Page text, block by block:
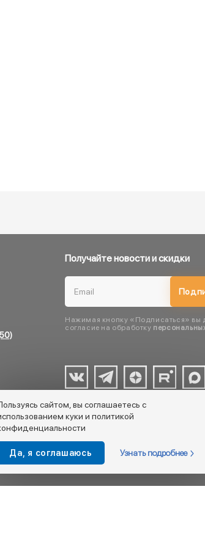
Получайте новости и скидки
Нажимая кнопку «Подписаться» вы
согласие на обработку
сайтом, вы соглашаетесь с
куки и политикой
Да, я соглашаюсь Узнать подробнее